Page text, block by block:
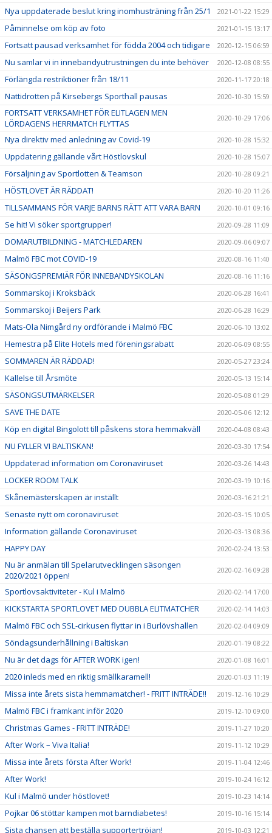
Nya uppdaterade beslut kring inomhusträning från 25/1 2021-01-22 15:29
Påminnelse om köp av foto 2021-01-15 13:17
Fortsatt pausad verksamhet för födda 2004 och tidigare 2020-12-15 06:59
Nu samlar vi in innebandyutrustningen du inte behöver 2020-12-08 08:55
Förlängda restriktioner från 18/11 2020-11-17 20:18
Nattidrotten på Kirsebergs Sporthall pausas 2020-10-30 15:59
FORTSATT VERKSAMHET FÖR ELITLAGEN MEN
LÖRDAGENS HERRMATCH FLYTTAS
2020-10-29 17:06
Nya direktiv med anledning av Covid-19 2020-10-28 15:32
Uppdatering gällande vårt Höstlovskul 2020-10-28 15:07
Försäljning av Sportlotten & Teamson 2020-10-28 09:21
HÖSTLOVET ÄR RÄDDAT! 2020-10-20 11:26
TILLSAMMANS FÖR VARJE BARNS RÄTT ATT VARA BARN 2020-10-01 09:16
Se hit! Vi söker sportgrupper! 2020-09-28 11:09
DOMARUTBILDNING - MATCHLEDAREN 2020-09-06 09:07
Malmö FBC mot COVID-19 2020-08-16 11:40
SÄSONGSPREMIÄR FÖR INNEBANDYSKOLAN 2020-08-16 11:16
Sommarskoj i Kroksbäck 2020-06-28 16:41
Sommarskoj i Beijers Park 2020-06-28 16:29
Mats-Ola Nimgård ny ordförande i Malmö FBC 2020-06-10 13:02
Hemestra på Elite Hotels med föreningsrabatt 2020-06-09 08:55
SOMMAREN ÄR RÄDDAD! 2020-05-27 23:24
Kallelse till Årsmöte 2020-05-13 15:14
SÄSONGSUTMÄRKELSER 2020-05-08 01:29
SAVE THE DATE 2020-05-06 12:12
Köp en digital Bingolott till påskens stora hemmakväll 2020-04-08 08:43
NU FYLLER VI BALTISKAN! 2020-03-30 17:54
Uppdaterad information om Coronaviruset 2020-03-26 14:43
LOCKER ROOM TALK 2020-03-19 10:16
Skånemästerskapen är inställt 2020-03-16 21:21
Senaste nytt om coronaviruset 2020-03-15 10:05
Information gällande Coronaviruset 2020-03-13 08:36
HAPPY DAY 2020-02-24 13:53
Nu är anmälan till Spelarutvecklingen säsongen
2020/2021 öppen!
2020-02-16 09:28
Sportlovsaktiviteter - Kul i Malmö 2020-02-14 17:00
KICKSTARTA SPORTLOVET MED DUBBLA ELITMATCHER 2020-02-14 14:03
Malmö FBC och SSL-cirkusen flyttar in i Burlövshallen 2020-02-04 09:09
Söndagsunderhållning i Baltiskan 2020-01-19 08:22
Nu är det dags för AFTER WORK igen! 2020-01-08 16:01
2020 inleds med en riktig smällkaramell! 2020-01-03 11:19
Missa inte årets sista hemmamatcher! - FRITT INTRÄDE!! 2019-12-16 10:29
Malmö FBC i framkant inför 2020 2019-12-10 09:00
Christmas Games - FRITT INTRÄDE! 2019-11-27 10:20
After Work – Viva Italia! 2019-11-12 10:29
Missa inte årets första After Work! 2019-11-04 12:46
After Work! 2019-10-24 16:12
Kul i Malmö under höstlovet! 2019-10-23 14:14
Pojkar 06 stöttar kampen mot barndiabetes! 2019-10-16 15:14
Sista chansen att beställa supportertröjan! 2019-10-03 12:21